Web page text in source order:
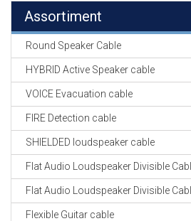
Assortiment
Round Speaker Cable
HYBRID Active Speaker cable
VOICE Evacuation cable
FIRE Detection cable
SHIELDED loudspeaker cable
Flat Audio Loudspeaker Divisible
Flat Audio Loudspeaker Divisible
Flexible Guitar cable